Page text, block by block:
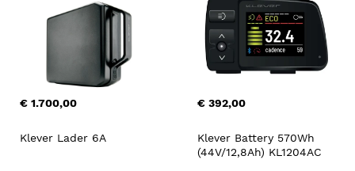
€ 1.700,00 € 392,00
Klever Lader 6A
Klever Battery 570Wh
(44V/12,8Ah) KL1204AC